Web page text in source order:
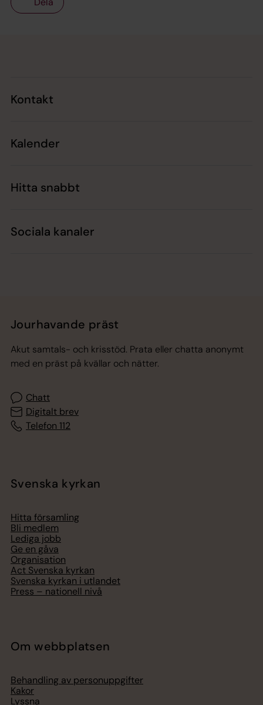
Kontakt
Kalender
Hitta snabbt
Sociala kanaler
Jourhavande präst
Akut samtals- och krisstöd. Prata eller chatta anonymt
med en präst på kvällar och nätter.
Chatt
Digitalt brev
Telefon 112
Svenska kyrkan
Hitta församling
Bli medlem
Lediga jobb
Ge en gåva
Organisation
Act Svenska kyrkan
Svenska kyrkan i utlandet
Press – nationell nivå
Om webbplatsen
Behandling av personuppgifter
Kakor
Lyssna